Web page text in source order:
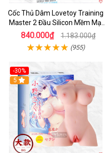
Cốc Thủ Dâm Lovetoy Training
Master 2 Đầu Silicon Mềm Mại
Tiện Lợi
840.000₫ 1.183.000₫
(955)
-30%
Hot
5